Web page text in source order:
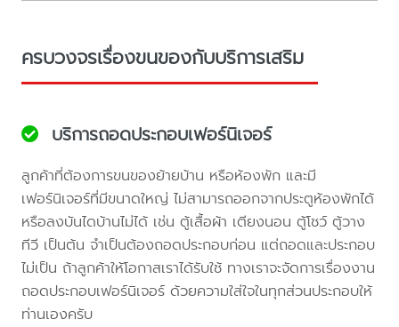
ครบวงจรเรื่องขนของกับบริการเสริม
บริการถอดประกอบเฟอร์นิเจอร์
ลูกค้าที่ต้องการขนของย้ายบ้าน หรือห้องพัก และมี
เฟอร์นิเจอร์ที่มีขนาดใหญ่ ไม่สามารถออกจากประตูห้องพักได้
หรือลงบันไดบ้านไม่ได้ เช่น ตู้เสื้อผ้า เตียงนอน ตู้โชว์ ตู้วาง
ทีวี เป็นต้น จำเป็นต้องถอดประกอบก่อน แต่ถอดและประกอบ
ไม่เป็น ถ้าลูกค้าให้โอกาสเราได้รับใช้ ทางเราจะจัดการเรื่องงาน
ถอดประกอบเฟอร์นิเจอร์ ด้วยความใส่ใจในทุกส่วนประกอบให้
ท่านเองครับ